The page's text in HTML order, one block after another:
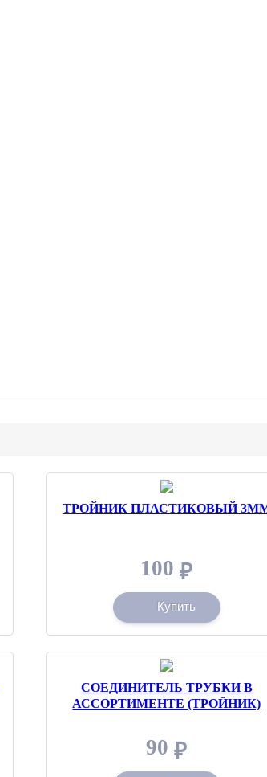
ТРОЙНИК ПЛАСТИКОВЫЙ
100 ₽
Купить
СОЕДИНИТЕЛЬ ТРУБКИ В
АССОРТИМЕНТЕ (ТРОЙНИК)
90 ₽